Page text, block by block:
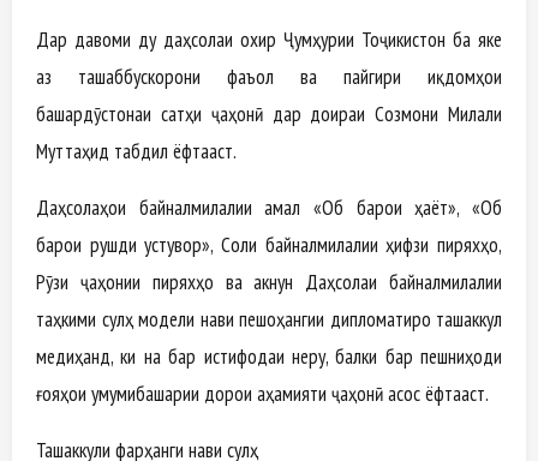
Дар давоми ду даҳсолаи охир Ҷумҳурии Тоҷикистон ба яке
аз ташаббускорони фаъол ва пайгири иқдомҳои
башардӯстонаи сатҳи ҷаҳонӣ дар доираи Созмони Милали
Муттаҳид табдил ёфтааст.
Даҳсолаҳои байналмилалии амал «Об барои ҳаёт», «Об
барои рушди устувор», Соли байналмилалии ҳифзи пиряхҳо,
Рӯзи ҷаҳонии пиряхҳо ва акнун Даҳсолаи байналмилалии
таҳкими сулҳ модели нави пешоҳангии дипломатиро ташаккул
медиҳанд, ки на бар истифодаи неру, балки бар пешниҳоди
ғояҳои умумибашарии дорои аҳамияти ҷаҳонӣ асос ёфтааст.
Ташаккули фарҳанги нави сулҳ